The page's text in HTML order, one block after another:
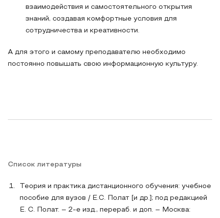
взаимодействия и самостоятельного открытия
знаний, создавая комфортные условия для
сотрудничества и креативности.
А для этого и самому преподавателю необходимо
постоянно повышать свою информационную культуру.
Список литературы
Теория и практика дистанционного обучения: учебное
пособие для вузов / Е.С. Полат [и др.]; под редакцией
Е. С. Полат. – 2-е изд., перераб. и доп. – Москва: